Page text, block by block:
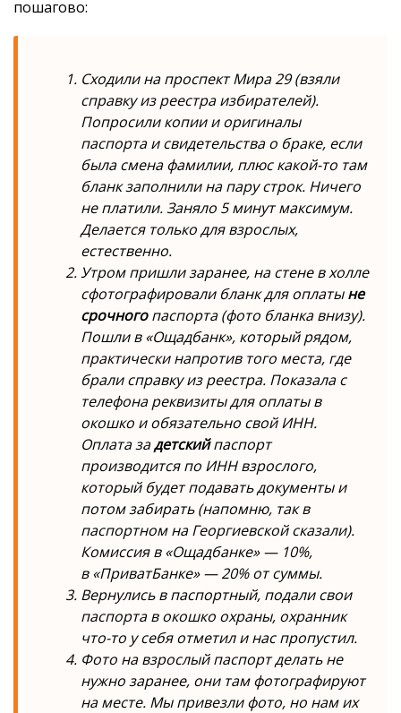
пошагово:
Сходили на проспект Мира 29 (взяли
справку из реестра избирателей).
Попросили копии и оригиналы
паспорта и свидетельства о браке, если
была смена фамилии, плюс какой-то там
бланк заполнили на пару строк. Ничего
не платили. Заняло 5 минут максимум.
Делается только для взрослых,
естественно.
Утром пришли заранее, на стене в холле
сфотографировали бланк для оплатыне
срочногопаспорта (фото бланка внизу).
Пошли в «Ощадбанк», который рядом,
практически напротив того места, где
брали справку из реестра. Показала с
телефона реквизиты для оплаты в
окошко и обязательно свой ИНН.
Оплата задетскийпаспорт
производится по ИНН взрослого,
который будет подавать документы и
потом забирать (напомню, так в
паспортном на Георгиевской сказали).
Комиссия в «Ощадбанке» — 10%,
в «ПриватБанке» — 20% от суммы.
Вернулись в паспортный, подали свои
паспорта в окошко охраны, охранник
что-то у себя отметил и нас пропустил.
Фото на взрослый паспорт делать не
нужно заранее, они там фотографируют
на месте. Мы привезли фото, но нам их